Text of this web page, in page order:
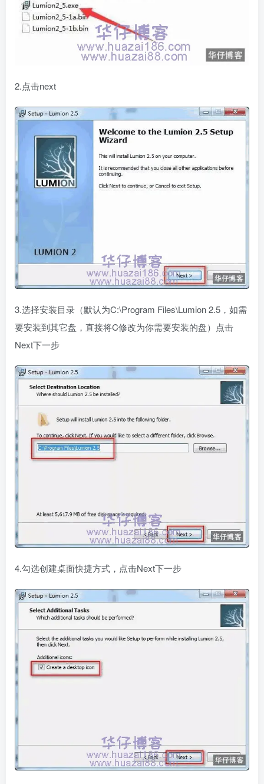
2.点击next
3.选择安装目录（默认为C:\Program Files\Lumion 2.5，如需
要安装到其它盘，直接将C修改为你需要安装的盘）点击
Next下一步
4.勾选创建桌面快捷方式，点击Next下一步